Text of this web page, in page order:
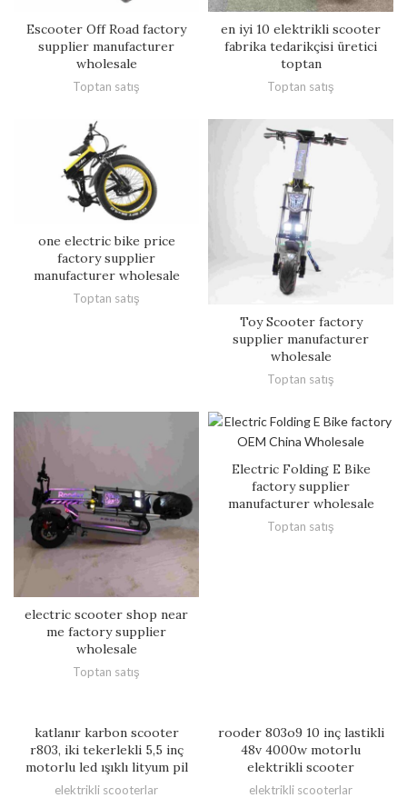
Escooter Off Road factory
supplier manufacturer
wholesale
Toptan satış
en iyi 10 elektrikli scooter
fabrika tedarikçisi üretici
toptan
Toptan satış
one electric bike price
factory supplier
manufacturer wholesale
Toptan satış
Toy Scooter factory
supplier manufacturer
wholesale
Toptan satış
electric scooter shop near
me factory supplier
wholesale
Toptan satış
Electric Folding E Bike
factory supplier
manufacturer wholesale
Toptan satış
katlanır karbon scooter
r803, iki tekerlekli 5,5 inç
motorlu led ışıklı lityum pil
elektrikli scooterlar
rooder 803o9 10 inç lastikli
48v 4000w motorlu
elektrikli scooter
elektrikli scooterlar